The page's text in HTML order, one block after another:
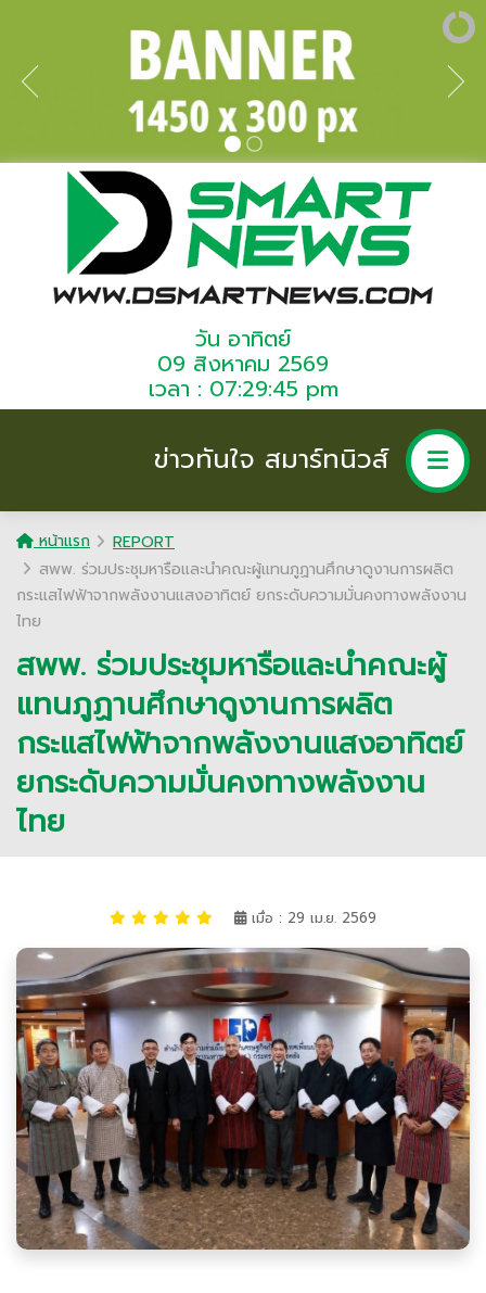
วัน อาทิตย์
09 สิงหาคม 2569
เวลา : 07:29:45 pm
ข่าวทันใจ สมาร์ทนิวส์
หน้าแรก
REPORT
สพพ. ร่วมประชุมหารือและนำคณะผู้แทนภูฏานศึกษาดูงานการผลิต
กระแสไฟฟ้าจากพลังงานแสงอาทิตย์ ยกระดับความมั่นคงทางพลังงาน
ไทย
สพพ. ร่วมประชุมหารือและนำคณะผู้
แทนภูฏานศึกษาดูงานการผลิต
กระแสไฟฟ้าจากพลังงานแสงอาทิตย์
ยกระดับความมั่นคงทางพลังงาน
ไทย
เมื่อ : 29 เม.ย. 2569